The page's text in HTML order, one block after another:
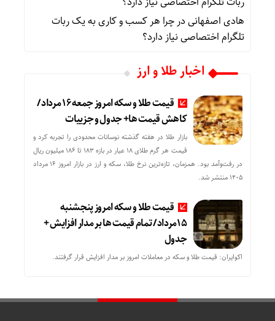
هادی اصفهانیدرچرا هر کسب‌ و کاری به یک ربات
تلگرام اختصاصی نیاز دارد؟
اخبار طلا و ارز
قیمت طلا و سکه امروز جمعه ۱۶ مرداد/
کاهش قیمت ها+ جدول و جزییات
بازار طلا در هفته گذشته نوسانات محدودی را تجربه کرد و
قیمت هر گرم طلای ۱۸ عیار در بازه ۱۸۳ تا ۱۸۶ میلیون ریال
در رفت‌وآمد بود. همزمان، تازه‌ترین نرخ طلا، سکه و ارز در بازار امروز ۱۶ مرداد
۱۴۰۵ منتشر شد.
قیمت طلا و سکه امروز پنجشنبه
15مرداد/ تمام قیمت ها بر مدار افزایش +
جدول
اکوایران: قیمت طلا و سکه در معاملات امروز بر مدار افزایش قرار گرفتند.